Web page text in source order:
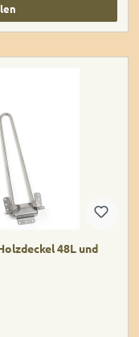
48L und